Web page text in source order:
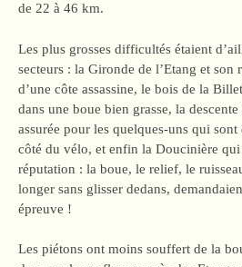
de 22 à 46 km.
Les plus grosses difficultés étaient
secteurs : la Gironde de l’Etang et son
d’une côte assassine, le bois de la
dans une boue bien grasse, la
assurée pour les quelques-uns qui sont
côté du vélo, et enfin la Doucinière qui
réputation : la boue, le relief, le
longer sans glisser dedans,
épreuve !
Les piétons ont moins souffert de la